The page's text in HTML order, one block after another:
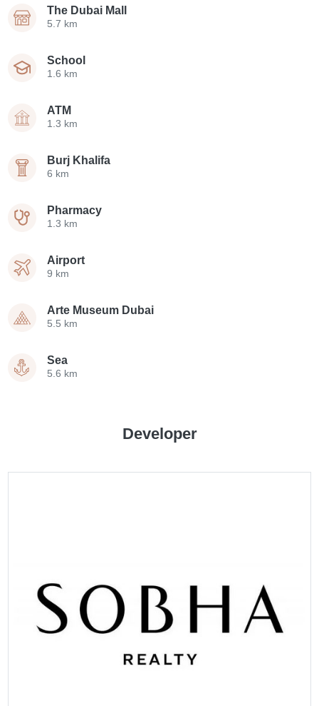
The Dubai Mall
5.7 km
School
1.6 km
ATM
1.3 km
Burj Khalifa
6 km
Pharmacy
1.3 km
Airport
9 km
Arte Museum Dubai
5.5 km
Sea
5.6 km
Developer